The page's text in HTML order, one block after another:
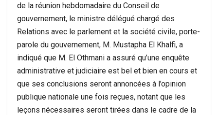
de la réunion hebdomadaire du Conseil de
gouvernement, le ministre délégué chargé des
Relations avec le parlement et la société civile, porte-
parole du gouvernement, M. Mustapha El Khalfi, a
indiqué que M. El Othmani a assuré qu’une enquête
administrative et judiciaire est bel et bien en cours et
que ses conclusions seront annoncées à l’opinion
publique nationale une fois reçues, notant que les
leçons nécessaires seront tirées dans le cadre de la